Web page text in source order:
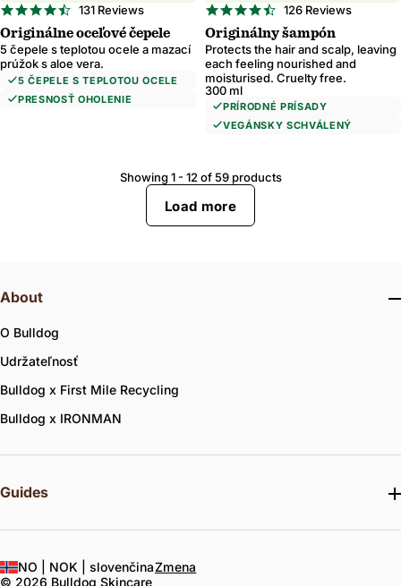
4.7
rating
131 Reviews
Originálne oceľové čepele
5 čepele s teplotou ocele a mazací
prúžok s aloe vera.
5 ČEPELE S TEPLOTOU OCELE
PRESNOSŤ OHOLENIE
4.7
star
rating
126 Reviews
Originálny šampón
Protects the hair and scalp, leaving
each feeling nourished and
moisturised. Cruelty free.
300 ml
PRÍRODNÉ PRÍSADY
VEGÁNSKY SCHVÁLENÝ
Showing 1 - 12 of 59 products
Load more
About
O Bulldog
Udržateľnosť
Bulldog x First Mile Recycling
Bulldog x IRONMAN
Guides
NO | NOK | slovenčinaZmena
© 2026 Bulldog Skincare